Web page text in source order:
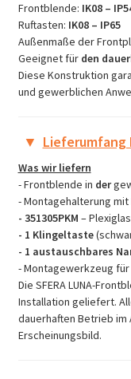
Frontblende: IK08 –
Ruftasten: IK08 – IP65
Außenmaße der
Geeignet für den
Diese Konstruktion
und gewerblichen
▼ Lieferumfang
Was wir liefern
- Frontblende in der
- Montagehalterung
- 351305PKM –
- 1 Klingeltaste
- 1 austauschbares
- Montagewerkzeug für
Die SFERA LUNA-
Installation geliefert.
dauerhaften Betrieb
Erscheinungsbild.